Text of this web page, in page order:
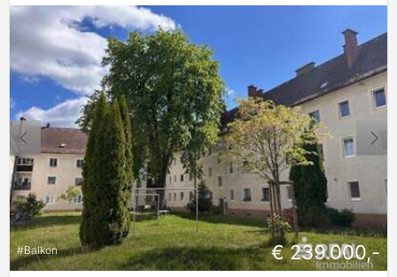
#Balkon € 239.000,-